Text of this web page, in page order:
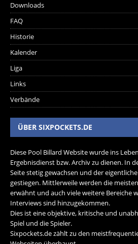
Downloads
FAQ
Historie
Kalender
Liga
Links
Verbände
ÜBER SIXPOCKETS.DE
Diese Pool Billard Website wurde ins
Ergebnisdienst bzw. Archiv zu dienen. In
Seite stetig gewachsen und der
gestiegen. Mittlerweile werden die
erwähnt und auch viele weitere Bereiche
Interviews sind hinzugekommen.
Dies ist eine objektive, kritische und
Spiel und die Spieler.
Sixpockets.de zählt zu den